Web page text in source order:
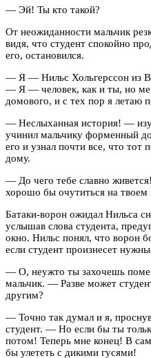
— Эй! Ты кто такой?
От неожиданности мальчик
видя, что студент спокойно
его, остановился.
— Я — Нильс Хольгерссон из
— Я — человек, как и ты, но
домового, и с тех пор я летаю
— Неслыханная история! —
учинил мальчику форменный
его и узнал почти все, что тот
дому.
— До чего тебе славно
хорошо бы очутиться на твоем
Батаки-ворон ожидал Нильса
услышав слова студента,
окно. Нильс понял, что ворон
если студент произнесет
— О, неужто ты захочешь
мальчик. — Разве может
другим?
— Точно так думал и я,
студент. — Но если бы ты
потом! Теперь мне конец! В
бы улететь с дикими гусями!